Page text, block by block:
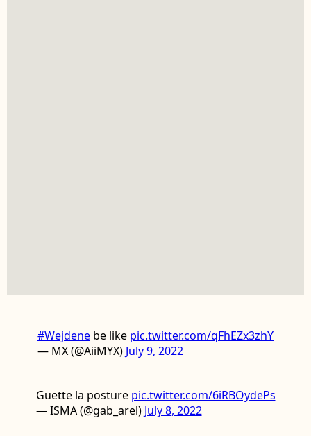
#Wejdene be like pic.twitter.com/qFhEZx3zhY
— MX (@AiiMYX) July 9, 2022
Guette la posture pic.twitter.com/6iRBOydePs
— ISMA (@gab_arel) July 8, 2022